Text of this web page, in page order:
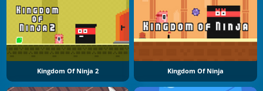
Kingdom Of Ninja 2 Kingdom Of Ninja